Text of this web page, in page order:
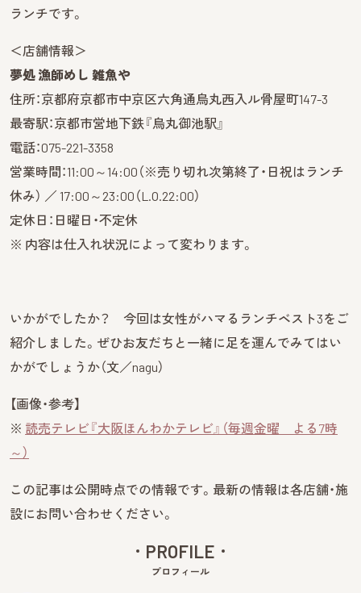
ランチです。
＜店舗情報＞
夢処 漁師めし 雑魚や
住所：京都府京都市中京区六角通烏丸西入ル骨屋町147-3
最寄駅：京都市営地下鉄『烏丸御池駅』
電話：075-221-3358
営業時間：11:00～14:00（※売り切れ次第終了・日祝はランチ
休み） ／ 17:00～23:00（L.O.22:00）
定休日：日曜日・不定休
※ 内容は仕入れ状況によって変わります。
いかがでしたか？ 今回は女性がハマるランチベスト3をご
紹介しました。ぜひお友だちと一緒に足を運んでみてはい
かがでしょうか（文／nagu）
【画像・参考】
※ 読売テレビ『大阪ほんわかテレビ』（毎週金曜 よる7時
～）
この記事は公開時点での情報です。最新の情報は各店舗・施
設にお問い合わせください。
PROFILE
プロフィール